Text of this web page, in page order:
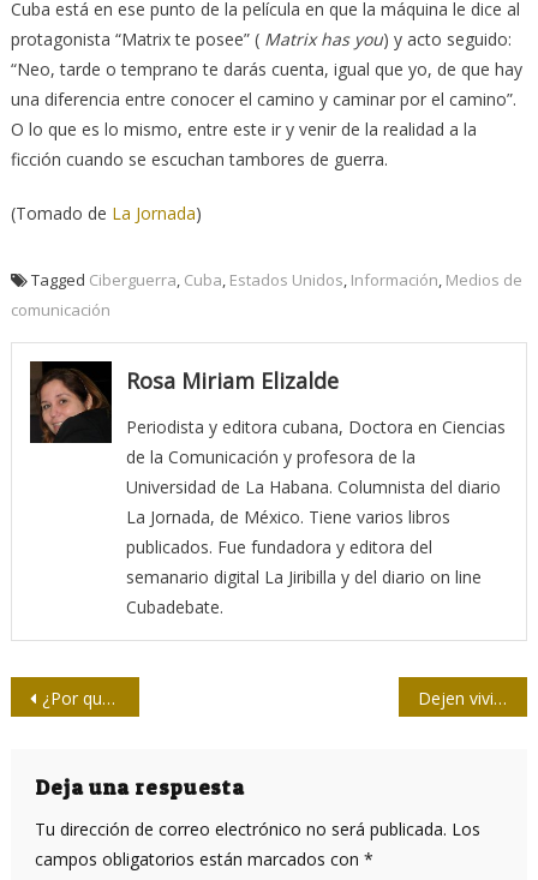
Cuba está en ese punto de la película en que la máquina le dice al
protagonista “Matrix te posee” ( Matrix has you) y acto seguido:
“Neo, tarde o temprano te darás cuenta, igual que yo, de que hay
una diferencia entre conocer el camino y caminar por el camino”.
O lo que es lo mismo, entre este ir y venir de la realidad a la
ficción cuando se escuchan tambores de guerra.
(Tomado de La Jornada)
Tagged Ciberguerra, Cuba, Estados Unidos, Información, Medios de
comunicación
Rosa Miriam Elizalde
Periodista y editora cubana, Doctora en Ciencias
de la Comunicación y profesora de la
Universidad de La Habana. Columnista del diario
La Jornada, de México. Tiene varios libros
publicados. Fue fundadora y editora del
semanario digital La Jiribilla y del diario on line
Cubadebate.
Navegación
entradas
¿Por qué tenemos un bloqueo económico impuesto por EE.UU. desde hace más de 60 años? Dejen vivir a Cuba, publica el New York Times
Deja una respuesta
Tu dirección de correo electrónico no será publicada. Los
campos obligatorios están marcados con *